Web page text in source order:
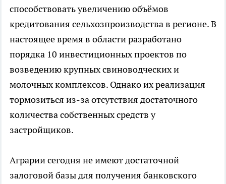
способствовать увеличению объёмов
кредитования сельхозпроизводства в регионе. В
настоящее время в области разработано
порядка 10 инвестиционных проектов по
возведению крупных свиноводческих и
молочных комплексов. Однако их реализация
тормозиться из-за отсутствия достаточного
количества собственных средств у
застройщиков.
Аграрии сегодня не имеют достаточной
залоговой базы для получения банковского